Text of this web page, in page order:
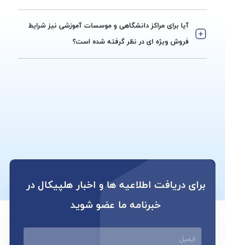
آیا برای مراکز دانشگاهی و موسسات آموزشی نیز شرایط
فروش ویژه ای در نظر گرفته شده است؟
برای دریافت اطلاعیه ها و اخبار هلپیکال در
خبرنامه ما عضو شوید
ایمیل